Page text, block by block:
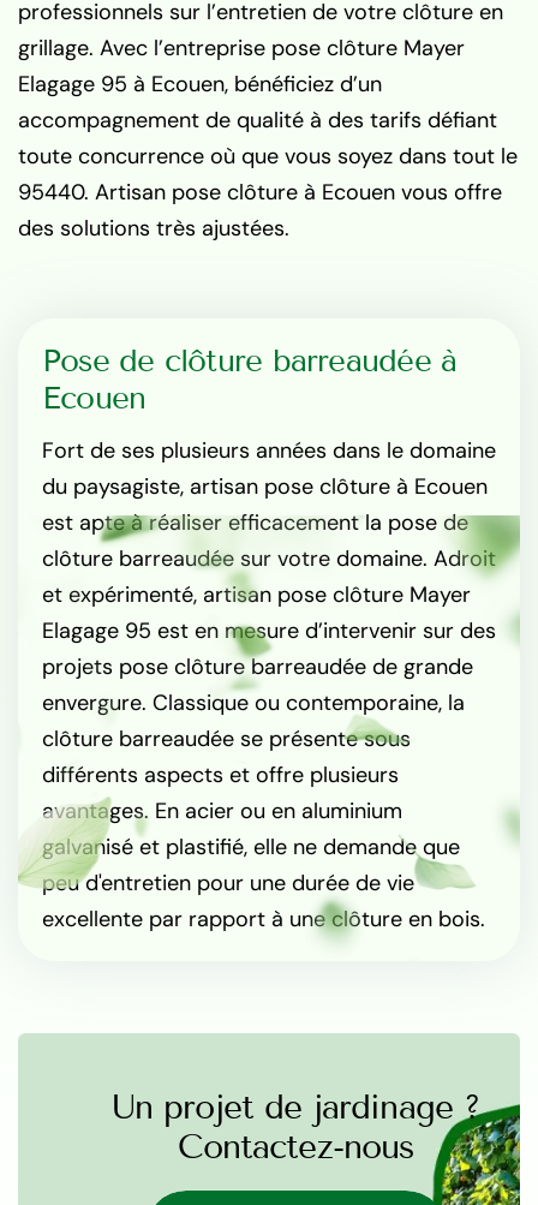
professionnels sur l’entretien de votre clôture en
grillage. Avec l’entreprise pose clôture Mayer
Elagage 95 à Ecouen, bénéficiez d’un
accompagnement de qualité à des tarifs défiant
toute concurrence où que vous soyez dans tout le
95440. Artisan pose clôture à Ecouen vous offre
des solutions très ajustées.
Pose de clôture barreaudée à
Ecouen
Fort de ses plusieurs années dans le domaine
du paysagiste, artisan pose clôture à Ecouen
est apte à réaliser efficacement la pose de
clôture barreaudée sur votre domaine. Adroit
et expérimenté, artisan pose clôture Mayer
Elagage 95 est en mesure d’intervenir sur des
projets pose clôture barreaudée de grande
envergure. Classique ou contemporaine, la
clôture barreaudée se présente sous
différents aspects et offre plusieurs
avantages. En acier ou en aluminium
galvanisé et plastifié, elle ne demande que
peu d'entretien pour une durée de vie
excellente par rapport à une clôture en bois.
Un projet de jardinage ?
Contactez-nous